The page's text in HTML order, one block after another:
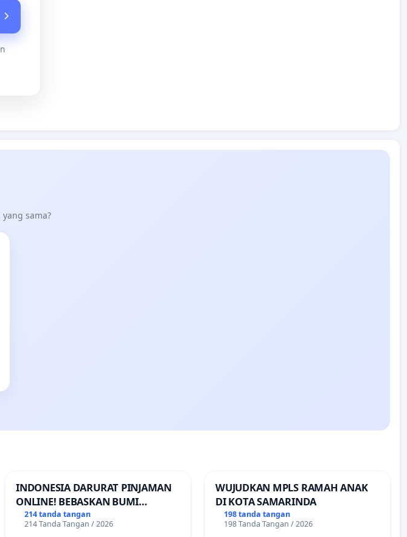
sama?
INDONESIA DARURAT PINJAMAN
ONLINE! BEBASKAN BUMI
PERTIWI DARI TEROR PINJAMAN
ONLINE! TUTUP PINJOL!
214 tanda tangan
214 Tanda Tangan / 2026
WUJUDKAN MPLS RAMAH ANAK
DI KOTA SAMARINDA
198 tanda tangan
198 Tanda Tangan / 2026